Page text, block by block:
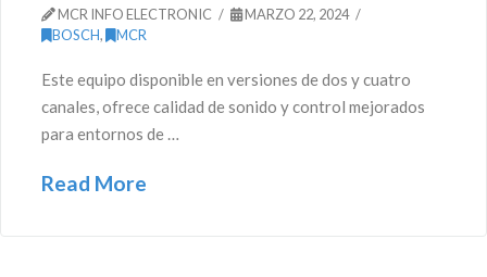
MCR INFO ELECTRONIC
MARZO 22, 2024
BOSCH, MCR
Este equipo disponible en versiones de dos y cuatro
canales, ofrece calidad de sonido y control mejorados
para entornos de …
Read More